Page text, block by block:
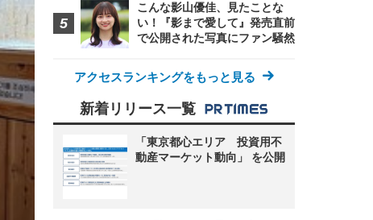
こんな影山優佳、見たことな
い！『影まで愛して』発売直前
で公開された写真にファン騒然
アクセスランキングをもっと見る
新着リリース一覧
「東京都心エリア 投資用不
動産マーケット動向」 を公開